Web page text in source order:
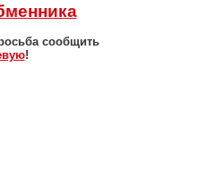
сообщить
!